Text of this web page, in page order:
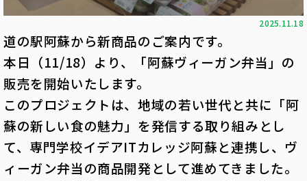
2025.11.18
道の駅阿蘇から新商品のご案内です。
本日（11/18）より、「阿蘇ヴィーガン弁当」の
販売を開始いたします。
このプロジェクトは、地域の若い世代と共に「阿
蘇の新しい食の魅力」を発信する取り組みとし
て、専門学校イデアITカレッジ阿蘇と連携し、ヴ
ィーガン弁当の商品開発として進めてきました。